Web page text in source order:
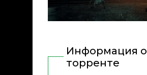
Информация о
торренте